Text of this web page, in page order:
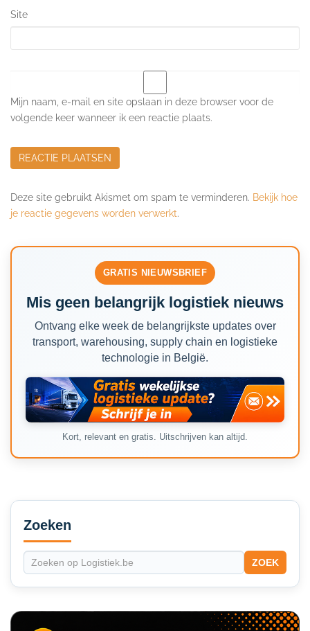
Site
Mijn naam, e-mail en site opslaan in deze browser voor de
volgende keer wanneer ik een reactie plaats.
Deze site gebruikt Akismet om spam te verminderen. Bekijk hoe
je reactie gegevens worden verwerkt.
GRATIS NIEUWSBRIEF
Mis geen belangrijk logistiek nieuws
Ontvang elke week de belangrijkste updates over
transport, warehousing, supply chain en logistieke
technologie in België.
Kort, relevant en gratis. Uitschrijven kan altijd.
Secondary
Sidebar
Zoeken
ZOEK